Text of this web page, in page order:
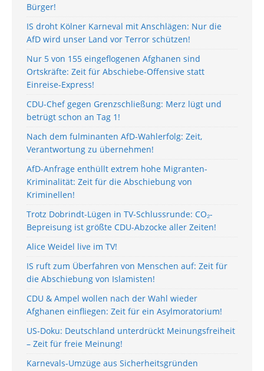
Bürger!
IS droht Kölner Karneval mit Anschlägen: Nur die
AfD wird unser Land vor Terror schützen!
Nur 5 von 155 eingeflogenen Afghanen sind
Ortskräfte: Zeit für Abschiebe-Offensive statt
Einreise-Express!
CDU-Chef gegen Grenzschließung: Merz lügt und
betrügt schon an Tag 1!
Nach dem fulminanten AfD-Wahlerfolg: Zeit,
Verantwortung zu übernehmen!
AfD-Anfrage enthüllt extrem hohe Migranten-
Kriminalität: Zeit für die Abschiebung von
Kriminellen!
Trotz Dobrindt-Lügen in TV-Schlussrunde: CO₂-
Bepreisung ist größte CDU-Abzocke aller Zeiten!
Alice Weidel live im TV!
IS ruft zum Überfahren von Menschen auf: Zeit für
die Abschiebung von Islamisten!
CDU & Ampel wollen nach der Wahl wieder
Afghanen einfliegen: Zeit für ein Asylmoratorium!
US-Doku: Deutschland unterdrückt Meinungsfreiheit
– Zeit für freie Meinung!
Karnevals-Umzüge aus Sicherheitsgründen